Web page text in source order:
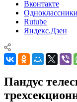
Вконтакте
Одноклассники
Rutube
Яндекс.Дзен
Пандус